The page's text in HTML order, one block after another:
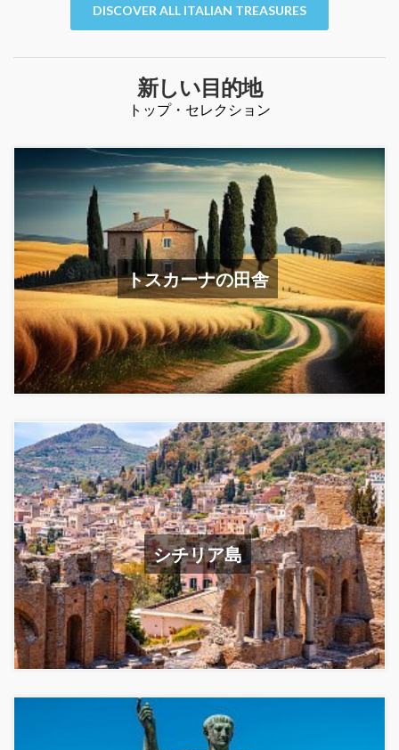
DISCOVER ALL ITALIAN TREASURES
新しい目的地
トップ・セレクション
トスカーナの田舎
シチリア島